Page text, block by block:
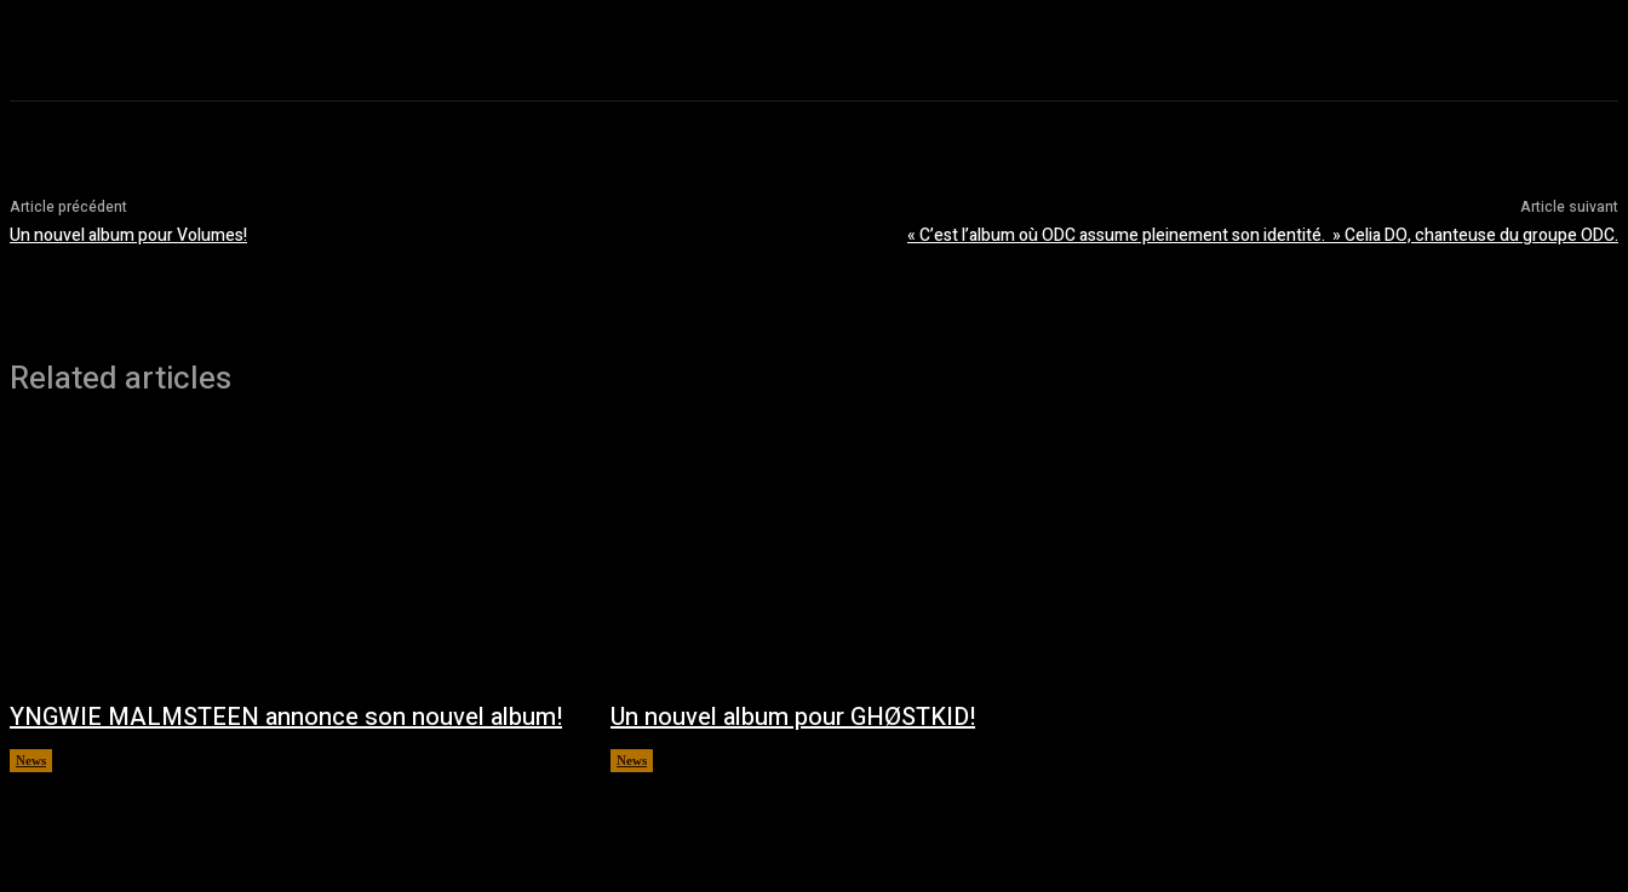
Article précédent
Un nouvel album pour Volumes!
Article suivant
« C’est l’album où ODC assume pleinement son identité. » Celia DO, chanteuse du groupe ODC.
Related articles
YNGWIE MALMSTEEN annonce son nouvel album!
News
Un nouvel album pour GHØSTKID!
News